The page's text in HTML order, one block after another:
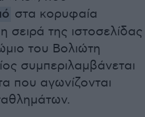
στα κορυφαία
σειρά της ιστοσελίδας
του Βολιώτη
συμπεριλαμβάνεται
που αγωνίζονται